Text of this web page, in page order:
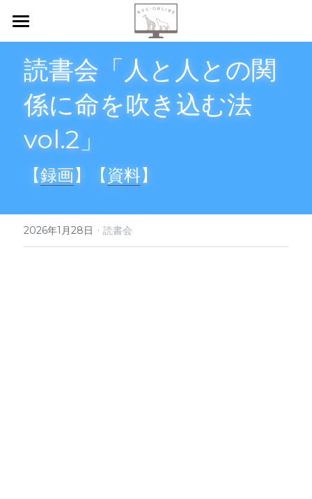
【新規申込】
自己内省
共感傾聴
ニーズカード
月イチ読書会
読書会「人と人との関
係に命を吹き込む法
vol.2」
【録画】【資料】
2026年1月28日 · 読書会